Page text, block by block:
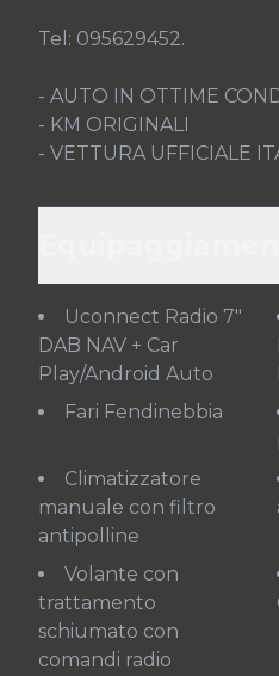
Tel: 095629452.
- AUTO IN OTTIME
- KM ORIGINALI
- VETTURA UFFICIALE
Uconnect Radio 7"
DAB NAV + Car
Play/Android Auto
Fari Fendinebbia
Climatizzatore
manuale con filtro
antipolline
Volante con
trattamento
schiumato con
comandi radio